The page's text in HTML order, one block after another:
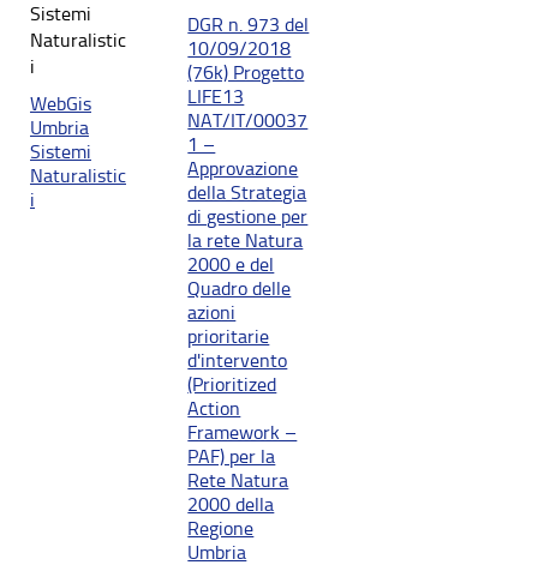
Sistemi
Naturalistic
i
WebGis
Umbria
Sistemi
Naturalistic
i
DGR n. 973 del
10/09/2018
(76k) Progetto
LIFE13
NAT/IT/00037
1 –
Approvazione
della Strategia
di gestione per
la rete Natura
2000 e del
Quadro delle
azioni
prioritarie
d'intervento
(Prioritized
Action
Framework –
PAF) per la
Rete Natura
2000 della
Regione
Umbria